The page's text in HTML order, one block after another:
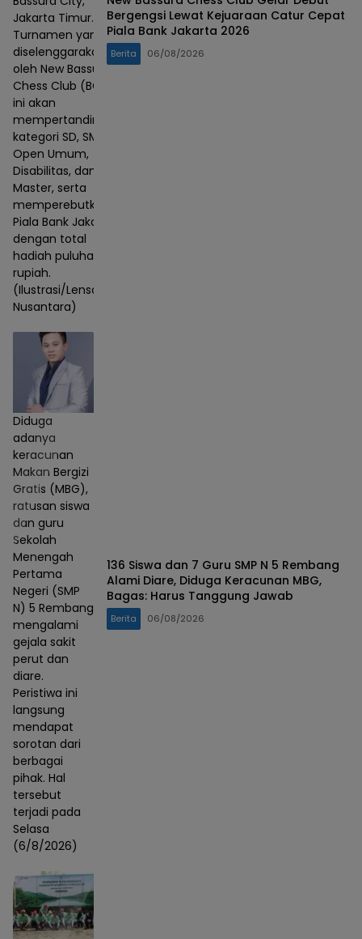
Jakarta Timur.
Turnamen yang
diselenggarakan
oleh New Bassura
Chess Club (BCC)
ini akan
mempertandingkan
kategori SD, SMP,
Open Umum,
Disabilitas, dan
Master, serta
memperebutkan
Piala Bank Jakarta
dengan total
hadiah puluhan juta
rupiah.
(Ilustrasi/Lensa
Nusantara)
Bergengsi Lewat Kejuaraan Catur Cepat
Piala Bank Jakarta 2026
Berita 06/08/2026
Diduga
adanya
keracunan
Makan Bergizi
Gratis (MBG),
ratusan siswa
dan guru
Sekolah
Menengah
Pertama
Negeri (SMP
N) 5 Rembang
mengalami
gejala sakit
perut dan
diare.
Peristiwa ini
langsung
mendapat
sorotan dari
berbagai
pihak. Hal
tersebut
terjadi pada
Selasa
(6/8/2026)
136 Siswa dan 7 Guru SMP N 5 Rembang
Alami Diare, Diduga Keracunan MBG,
Bagas: Harus Tanggung Jawab
Berita 06/08/2026